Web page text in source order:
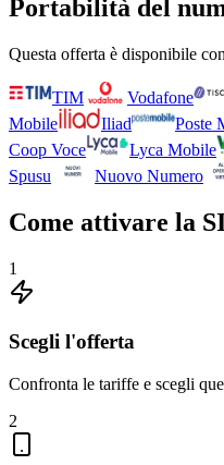
Portabilità del
Questa offerta è disponibile
TIM Vodafone
Mobile
Iliad Poste
Coop Voce
Lyca Mobile
Spusu
Nuovo Numero
Come attivare la
1
Scegli l'offerta
Confronta le tariffe e scegli
2